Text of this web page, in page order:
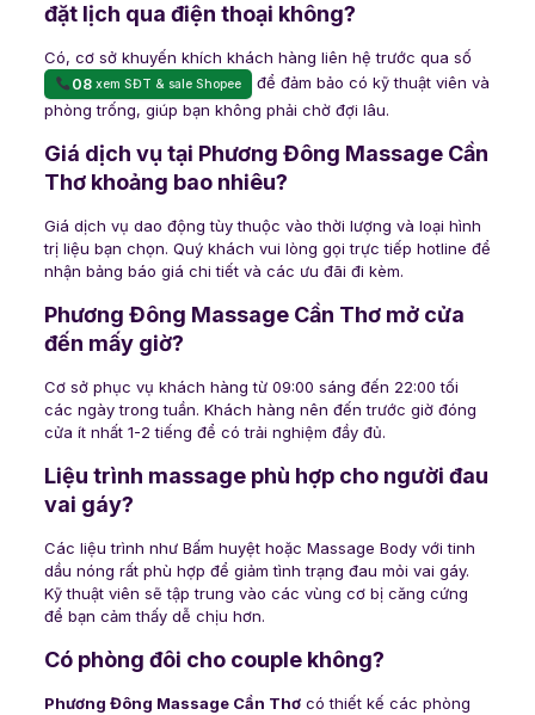
đặt lịch qua điện thoại không?
Có, cơ sở khuyến khích khách hàng liên hệ trước qua số
08 xem SĐT & sale Shopee
để đảm bảo có kỹ thuật viên và
phòng trống, giúp bạn không phải chờ đợi lâu.
Giá dịch vụ tại Phương Đông Massage Cần
Thơ khoảng bao nhiêu?
Giá dịch vụ dao động tùy thuộc vào thời lượng và loại hình
trị liệu bạn chọn. Quý khách vui lòng gọi trực tiếp hotline để
nhận bảng báo giá chi tiết và các ưu đãi đi kèm.
Phương Đông Massage Cần Thơ mở cửa
đến mấy giờ?
Cơ sở phục vụ khách hàng từ 09:00 sáng đến 22:00 tối
các ngày trong tuần. Khách hàng nên đến trước giờ đóng
cửa ít nhất 1-2 tiếng để có trải nghiệm đầy đủ.
Liệu trình massage phù hợp cho người đau
vai gáy?
Các liệu trình như Bấm huyệt hoặc Massage Body với tinh
dầu nóng rất phù hợp để giảm tình trạng đau mỏi vai gáy.
Kỹ thuật viên sẽ tập trung vào các vùng cơ bị căng cứng
để bạn cảm thấy dễ chịu hơn.
Có phòng đôi cho couple không?
Phương Đông Massage Cần Thơcó thiết kế các phòng